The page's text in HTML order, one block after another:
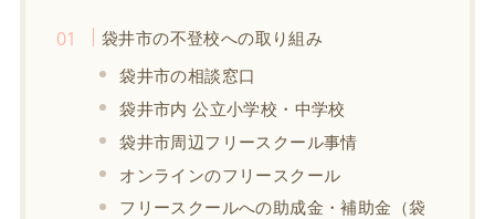
袋井市の不登校への取り組み
袋井市の相談窓口
袋井市内 公立小学校・中学校
袋井市周辺フリースクール事情
オンラインのフリースクール
フリースクールへの助成金・補助金（袋